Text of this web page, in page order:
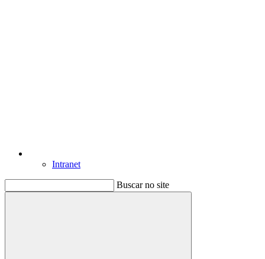
Intranet
Buscar no site